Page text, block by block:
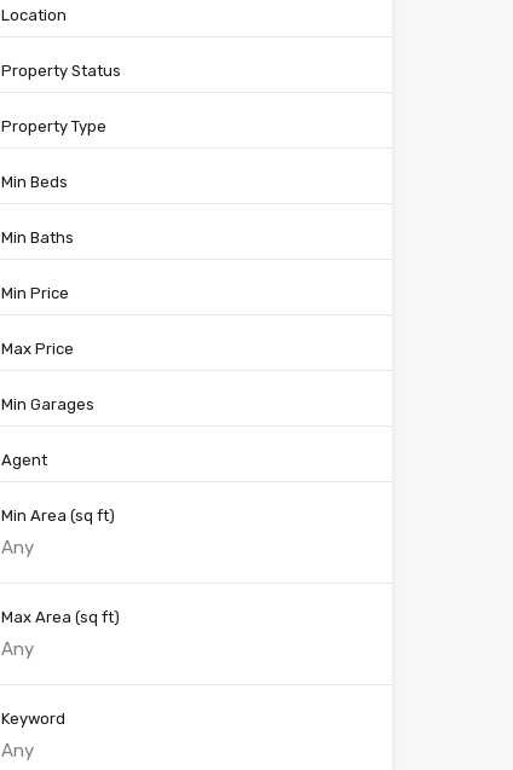
Location
Property Status
Property Type
Min Beds
Min Baths
Min Price
Max Price
Min Garages
Agent
Min Area (sq ft)
Max Area (sq ft)
Keyword